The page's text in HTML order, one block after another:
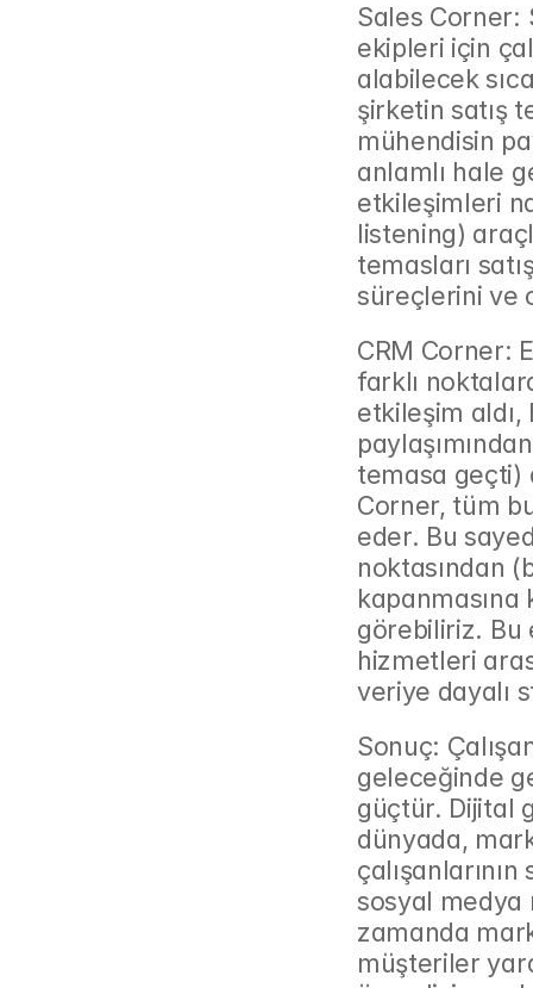
Sales Corner:
ekipleri için
alabilecek
şirketin satış
mühendisin
anlamlı hale
etkileşimleri
listening)
temasları
süreçlerini ve
CRM Corner:
farklı
etkileşim aldı,
temasa geçti)
Corner, tüm
eder. Bu
noktasından
görebiliriz. Bu
hizmetleri
veriye dayalı
Sonuç:
geleceğinde
güçtür. Dijital
dünyada,
sosyal medya
zamanda
müşteriler